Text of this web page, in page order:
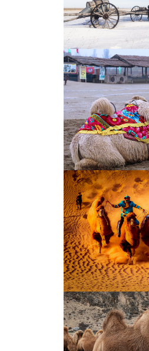
骆驼
冬季雪原勒勒车骆驼
骆驼